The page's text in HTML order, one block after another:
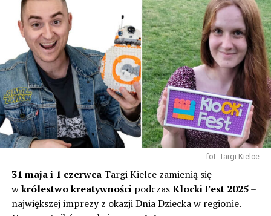
fot. Targi Kielce
31 maja i 1 czerwcaTargi Kielce zamienią się
wkrólestwo kreatywnościpodczasKlocki Fest 2025–
największej imprezy z okazji Dnia Dziecka w regionie.